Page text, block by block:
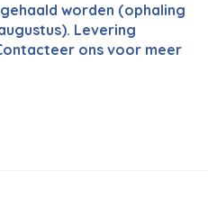
worden (ophaling
Levering
ons voor meer